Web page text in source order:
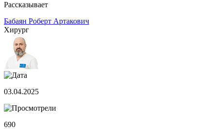
Рассказывает
Бабаян Роберт Артакович
Хирург
03.04.2025
690